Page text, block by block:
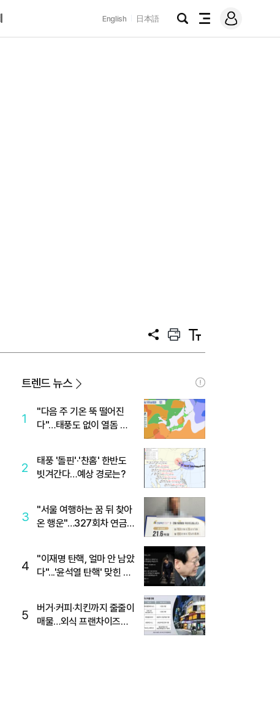
English 日本語
검
전
메
그
공
프
트
텍
트
트렌드 뉴스
1
"다음 주 기온 뚝 떨어진
다"…태풍도 없이 열돔 박
2
태풍 '돌핀'·'찬홈' 한반도
빗겨간다…예상 경로는?
3
"서울 여행하는 꿈 뒤 찾아
온 행운"…327회차 연금
4
"이재명 탄핵, 얼마 안 남았
다"...'윤석열 탄핵' 맞힌 무
5
버거·커피·치킨까지 줄줄이
매물…외식 프랜차이즈